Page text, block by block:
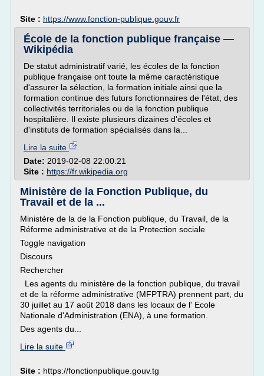
Site : https://www.fonction-publique.gouv.fr
École de la fonction publique française —
Wikipédia
De statut administratif varié, les écoles de la fonction
publique française ont toute la même caractéristique
d'assurer la sélection, la formation initiale ainsi que la
formation continue des futurs fonctionnaires de l'état, des
collectivités territoriales ou de la fonction publique
hospitalière. Il existe plusieurs dizaines d'écoles et
d'instituts de formation spécialisés dans la...
Lire la suite
Date: 2019-02-08 22:00:21
Site : https://fr.wikipedia.org
Ministère de la Fonction Publique, du
Travail et de la ...
Ministère de la de la Fonction publique, du Travail, de la
Réforme administrative et de la Protection sociale
Toggle navigation
Discours
Rechercher
Les agents du ministère de la fonction publique, du travail
et de la réforme administrative (MFPTRA) prennent part, du
30 juillet au 17 août 2018 dans les locaux de l' Ecole
Nationale d'Administration (ENA), à une formation.
Des agents du...
Lire la suite
Site : https://fonctionpublique.gouv.tg